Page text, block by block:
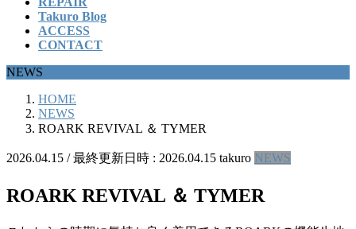
Takuro Blog
ACCESS
CONTACT
NEWS
HOME
NEWS
ROARK REVIVAL ＆ TYMER
2026.04.15 / 最終更新日時 : 2026.04.15 takuro NEWS
ROARK REVIVAL ＆ TYMER